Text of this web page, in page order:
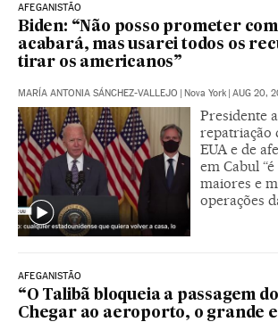
AFEGANISTÃO
Biden: “Não posso prometer
acabará, mas usarei todos os
tirar os americanos”
MARÍA ANTONIA SÁNCHEZ-VALLEJO | Nova York | AUG 20,
Presidente
repatriação
EUA e de
em Cabul
maiores e
operações
AFEGANISTÃO
“O Talibã bloqueia a passagem
Chegar ao aeroporto, o grande